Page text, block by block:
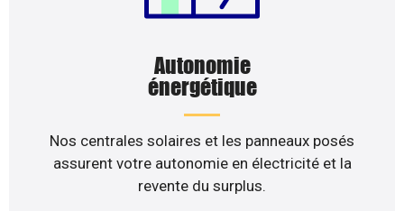
Autonomie
énergétique
Nos centrales solaires et les panneaux posés
assurent votre autonomie en électricité et la
revente du surplus.